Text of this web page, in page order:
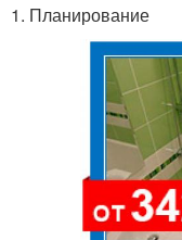
1. Планирование